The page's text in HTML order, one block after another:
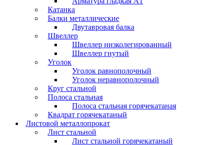
Катанка
Балки металлические
Двутавровая балка
Швеллер
Швеллер низколегированный
Швеллер гнутый
Уголок
Уголок равнополочный
Уголок неравнополочный
Круг стальной
Полоса стальная
Полоса стальная горячекатаная
Квадрат горячекатаный
Листовой металлопрокат
Лист стальной
Лист стальной горячекатаный